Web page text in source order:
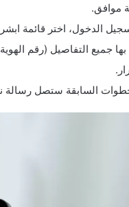
موافق.
الدخول، اختر قائمة
جميع التفاصيل (رقم
السابقة ستصل